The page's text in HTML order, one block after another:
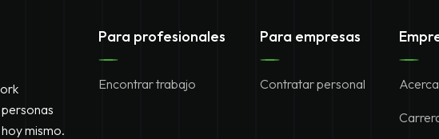
mismo.
Para profesionales
Encontrar trabajo
Para empresas
Contratar personal